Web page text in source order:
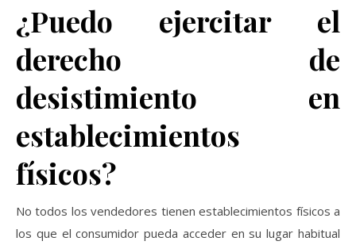
¿Puedo ejercitar el
derecho de
desistimiento en
establecimientos
físicos?
No todos los vendedores tienen establecimientos físicos a
los que el consumidor pueda acceder en su lugar habitual